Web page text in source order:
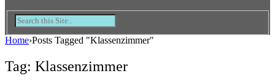
Home›Posts Tagged "Klassenzimmer"
Tag: Klassenzimmer